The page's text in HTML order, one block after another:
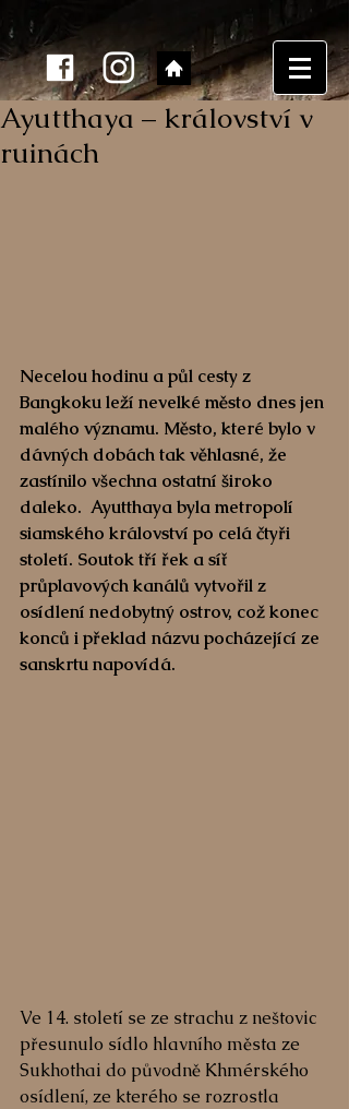
Ayutthaya – království v
ruinách
Necelou hodinu a půl cesty z
Bangkoku leží nevelké město dnes jen
malého významu. Město, které bylo v
dávných dobách tak věhlasné, že
zastínilo všechna ostatní široko
daleko.  Ayutthaya byla metropolí
siamského království po celá čtyři
století. Soutok tří řek a síť
průplavových kanálů vytvořil z
osídlení nedobytný ostrov, což konec
konců i překlad názvu pocházející ze
sanskrtu napovídá.
Ve 14. století se ze strachu z neštovic
přesunulo sídlo hlavního města ze
Sukhothai do původně Khmérského
osídlení, ze kterého se rozrostla